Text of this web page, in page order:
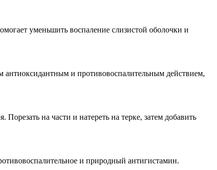
уменьшить воспаление слизистой оболочки и
и противовоспалительным действием,
на части и натереть на терке, затем добавить
и природный антигистамин.